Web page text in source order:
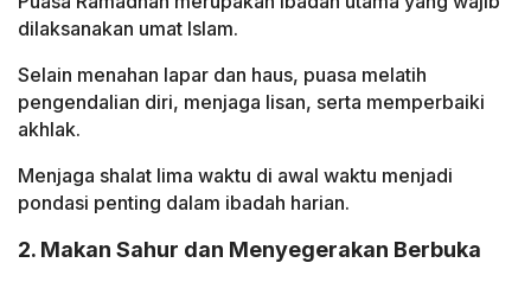
dilaksanakan umat Islam.
Selain menahan lapar dan haus, puasa melatih
pengendalian diri, menjaga lisan, serta memperbaiki
akhlak.
Menjaga shalat lima waktu di awal waktu menjadi
pondasi penting dalam ibadah harian.
2. Makan Sahur dan Menyegerakan Berbuka